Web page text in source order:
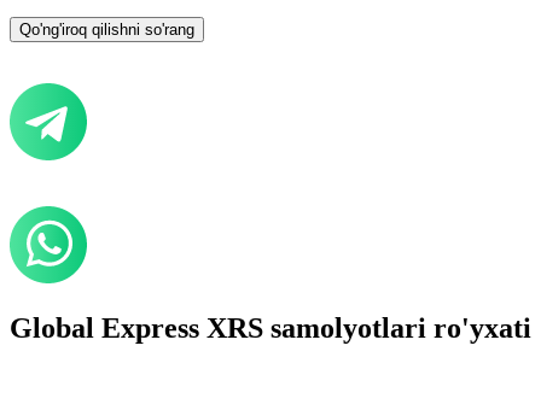
Global Express XRS samolyotlari ro'yxati